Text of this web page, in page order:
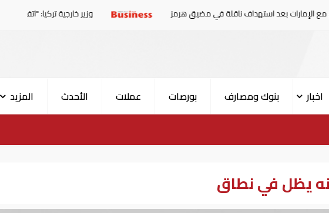
استهداف ناقلة في مضيق هرمز وزير خارجية تركيا: "اتفاقية مكة" لا
اخبار بنوك ومصارف بورصات عملات الأحدث المزيد
يظل في نطاق